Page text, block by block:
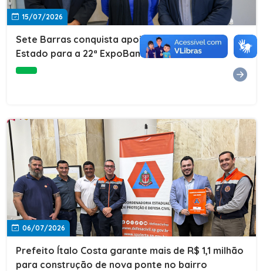
15/07/2026
Sete Barras conquista apoio do Governo do
Estado para a 22ª ExpoBanana
06/07/2026
Prefeito Ítalo Costa garante mais de R$ 1,1 milhão
para construção de nova ponte no bairro